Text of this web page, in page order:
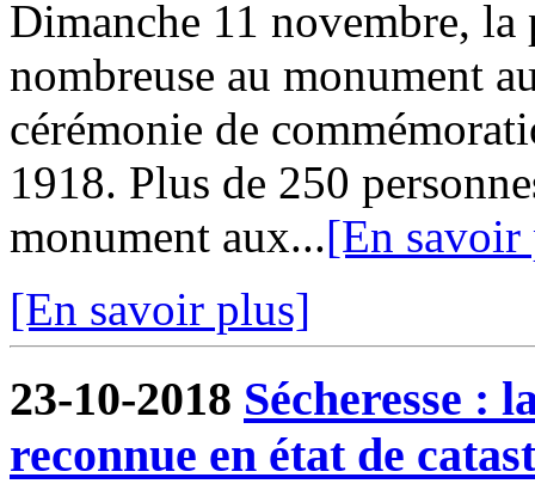
Dimanche 11 novembre, la
nombreuse au monument
cérémonie de
1918. Plus de 250
monument aux...[En savoir
[En savoir plus]
23-10-2018 Sécheresse :
reconnue en état de